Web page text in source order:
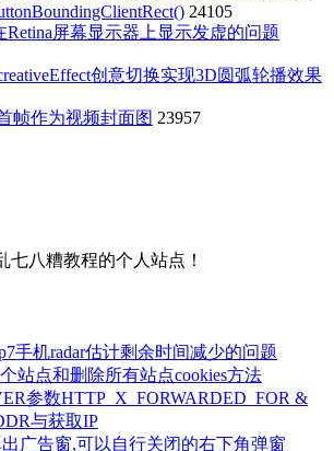
24105
Retina屏幕显示器上显示发虚的问题
创意切换实现3D圆弧轮播效果
帧作为视频封面图 23957
七八糟教程的个人站点！
手机radar估计剩余时间减少的问题
站点和删除所有站点cookies方法
参数HTTP_X_FORWARDED_FOR &
与获取IP
广告窗,可以自行关闭的右下角弹窗